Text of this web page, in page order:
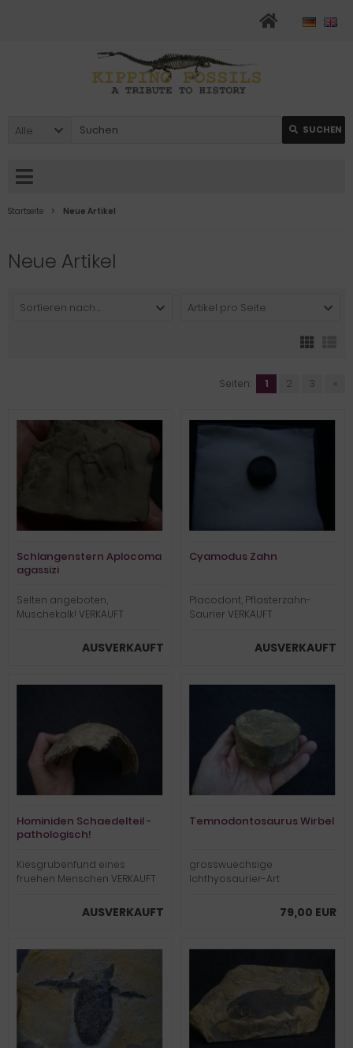
Alle SUCHEN
Startseite Neue Artikel
Neue Artikel
Sortieren nach ... Artikel pro Seite
Seiten: 1 2 3 »
Schlangenstern Aplocoma
agassizi
Selten angeboten,
Muschekalk! VERKAUFT
AUSVERKAUFT
Cyamodus Zahn
Placodont, Pflasterzahn-
Saurier VERKAUFT
AUSVERKAUFT
Hominiden Schaedelteil -
pathologisch!
Kiesgrubenfund eines
fruehen Menschen VERKAUFT
AUSVERKAUFT
Temnodontosaurus Wirbel
grosswuechsige
Ichthyosaurier-Art
79,00 EUR